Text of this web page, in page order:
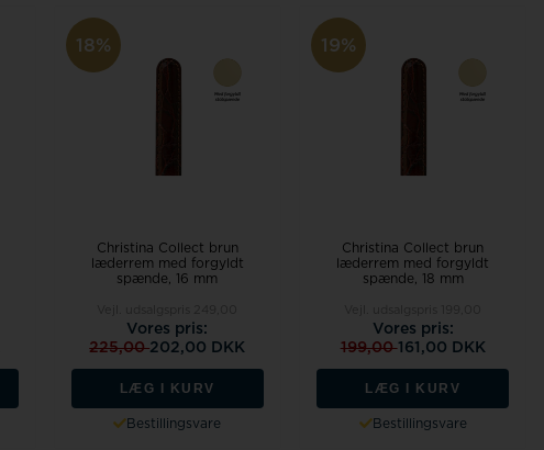
18%
Christina Collect brun
læderrem med forgyldt
spænde, 16 mm
Vores pris:
225,00202,00 DKK
LÆG I KURV
Bestillingsvare
19%
Christina Collect brun
læderrem med forgyldt
spænde, 18 mm
Vores pris:
199,00161,00 DKK
LÆG I KURV
Bestillingsvare